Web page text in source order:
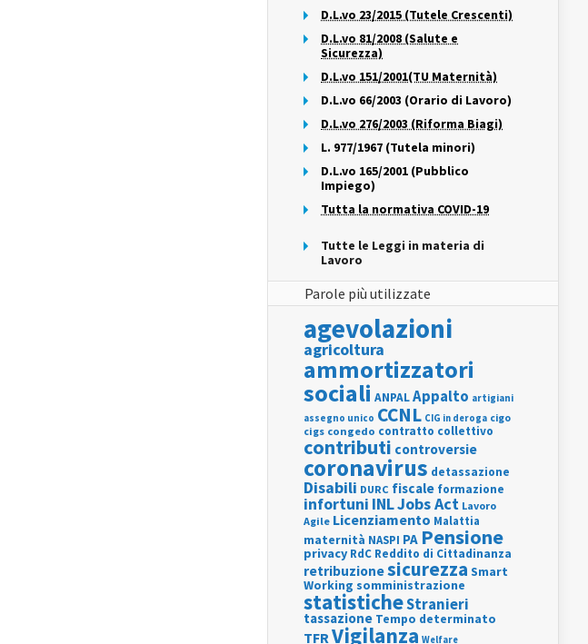
D.L.vo 23/2015 (Tutele Crescenti)
D.L.vo 81/2008 (Salute e
Sicurezza)
D.L.vo 151/2001(TU Maternità)
D.L.vo 66/2003 (Orario di Lavoro)
D.L.vo 276/2003 (Riforma Biagi)
L. 977/1967 (Tutela minori)
D.L.vo 165/2001 (Pubblico
Impiego)
Tutta la normativa COVID-19
Tutte le Leggi in materia di
Lavoro
Parole più utilizzate
agevolazioni
agricoltura
ammortizzatori
sociali ANPALAppalto artigiani
assegno unico CCNL CIG in deroga cigo
cigs congedo contratto collettivo
contributi controversie
coronavirus detassazione
Disabili DURC fiscale formazione
infortuni INLJobs Act Lavoro
Agile Licenziamento Malattia
maternità NASPI PA Pensione
privacy RdC Reddito di Cittadinanza
retribuzionesicurezza Smart
Working somministrazione
statisticheStranieri
tassazione Tempo determinato
TFRVigilanza Welfare